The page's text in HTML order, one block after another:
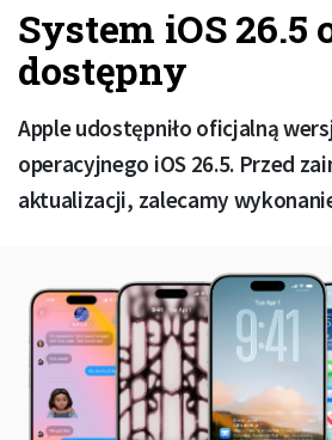
System iOS
dostępny
Apple udostępniło oficjalną
operacyjnego iOS 26.5. Przed
aktualizacji, zalecamy